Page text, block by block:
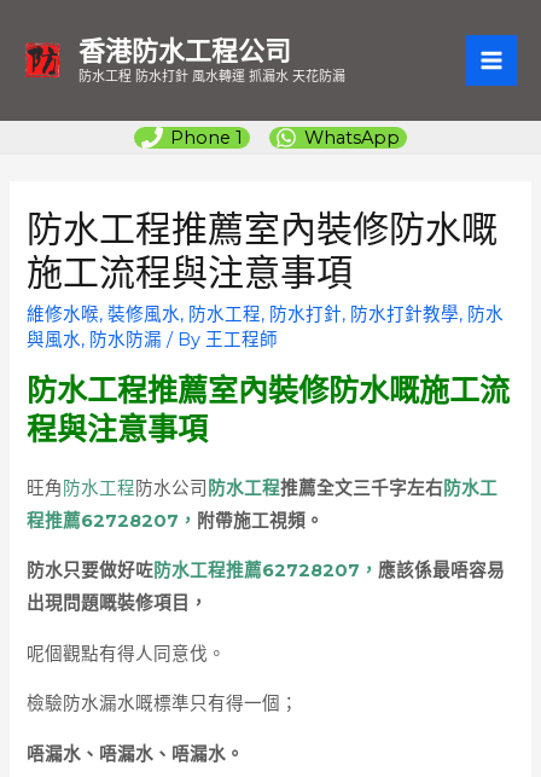
香港防水工程公司
防水工程 防水打針 風水轉運 抓漏水 天花防漏
Phone 1 WhatsApp
防水工程推薦室內裝修防水嘅
施工流程與注意事項
維修水喉,裝修風水, 防水工程, 防水打針, 防水打針教學, 防水
與風水, 防水防漏 / By 王工程師
防水工程推薦室內裝修防水嘅施工流
程與注意事項
旺角 防水工程防水公司 防水工程推薦全文三千字左右防水工
程推薦62728207， 附帶施工視頻。
防水只要做好咗防水工程推薦62728207，應該係最唔容易
出現問題嘅裝修項目，
呢個觀點有得人同意伐。
檢驗防水漏水嘅標準只有得一個；
唔漏水、唔漏水、唔漏水。